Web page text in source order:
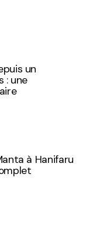
un
: une
à Hanifaru